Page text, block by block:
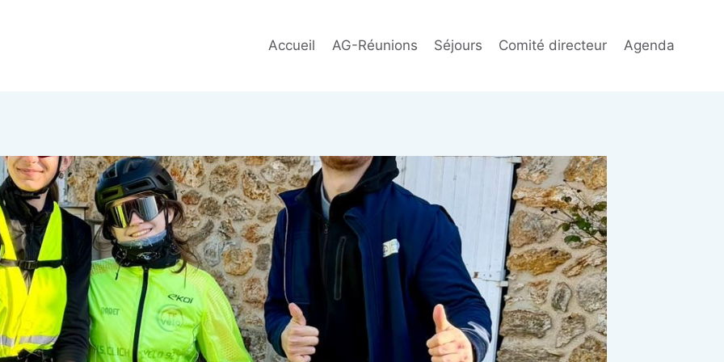
Accueil AG-Réunions Séjours Comité directeur Agenda